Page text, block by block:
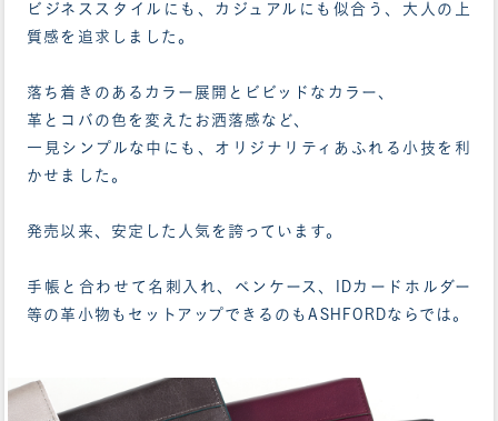
ビジネススタイルにも、カジュアルにも似合う、大人の上
質感を追求しました。
落ち着きのあるカラー展開とビビッドなカラー、
革とコバの色を変えたお洒落感など、
一見シンプルな中にも、オリジナリティあふれる小技を利
かせました。
発売以来、安定した人気を誇っています。
手帳と合わせて名刺入れ、ペンケース、IDカードホルダー
等の革小物もセットアップできるのもASHFORDならでは。